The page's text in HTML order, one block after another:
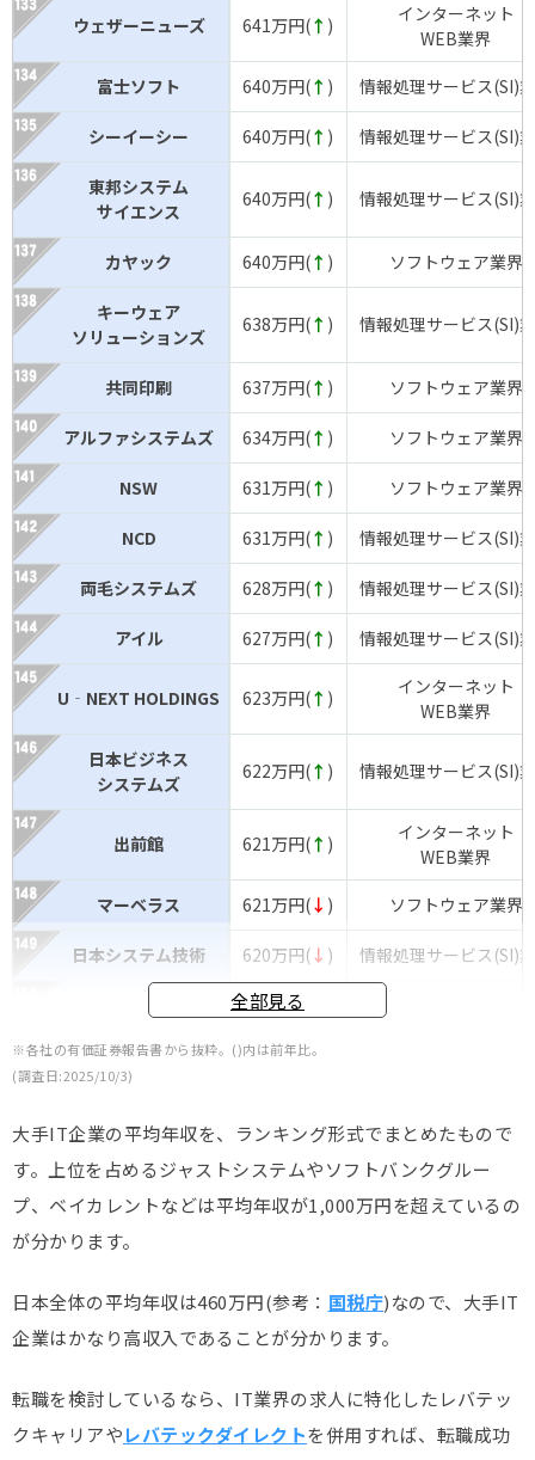
ウェザーニューズ 641万円(↑ )
インターネット
WEB業界
富士ソフト
640万円(↑ ) 情報処理サービス(SI)
シーイーシー 640万円(↑ ) 情報処理サービス(SI)
東邦システム
サイエンス
640万円(↑ ) 情報処理サービス(SI)
カヤック 640万円(↑ ) ソフトウェア業界
キーウェア
ソリューションズ
638万円(↑ ) 情報処理サービス(SI)
共同印刷 637万円(↑ ) ソフトウェア業界
アルファシステムズ 634万円(↑ ) ソフトウェア業界
NSW 631万円(↑ ) ソフトウェア業界
NCD 631万円(↑ ) 情報処理サービス(SI)
両毛システムズ 628万円(↑ ) 情報処理サービス(SI)
アイル 627万円(↑ ) 情報処理サービス(SI)
U‐NEXT HOLDINGS 623万円(↑ )
インターネット
WEB業界
日本ビジネス
システムズ
622万円(↑ ) 情報処理サービス(SI)
出前館 621万円(↑ )
インターネット
WEB業界
マーベラス
621万円(↓ ) ソフトウェア業界
日本システム技術 620万円(↓ ) 情報処理サービス(SI)
619万円(
GMO
グローバルサイン
メディアドゥ 614万円(↑ )
WEB業界
バリューコマース
インターネット
サン電子
612万円( ↑ ) ハードウェア業界
ゴルフダイジェスト
東計電算 611万円( )
ソフトウェア業界
全部見る
※各社の有価証券報告書から抜粋。()内は前年比。
(調査日:2025/10/3)
大手IT企業の平均年収を、ランキング形式でまとめたもので
す。上位を占めるジャストシステムやソフトバンクグルー
プ、ベイカレントなどは平均年収が1,000万円を超えているの
が分かります。
日本全体の平均年収は460万円(参考： 国税庁)なので、大手IT
企業はかなり高収入であることが分かります。
転職を検討しているなら、IT業界の求人に特化したレバテッ
クキャリアやレバテックダイレクトを併用すれば、転職成功